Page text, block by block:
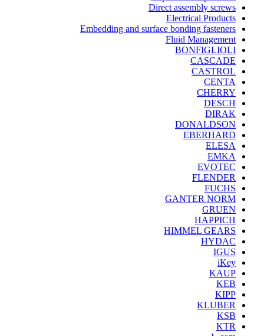
Direct assembly screws
Electrical Products
Embedding and surface bonding fasteners
Fluid Management
BONFIGLIOLI
CASCADE
CASTROL
CENTA
CHERRY
DESCH
DIRAK
DONALDSON
EBERHARD
ELESA
EMKA
EVOTEC
FLENDER
FUCHS
GANTER NORM
GRUEN
HAPPICH
HIMMEL GEARS
HYDAC
IGUS
iKey
KAUP
KEB
KIPP
KLUBER
KSB
KTR